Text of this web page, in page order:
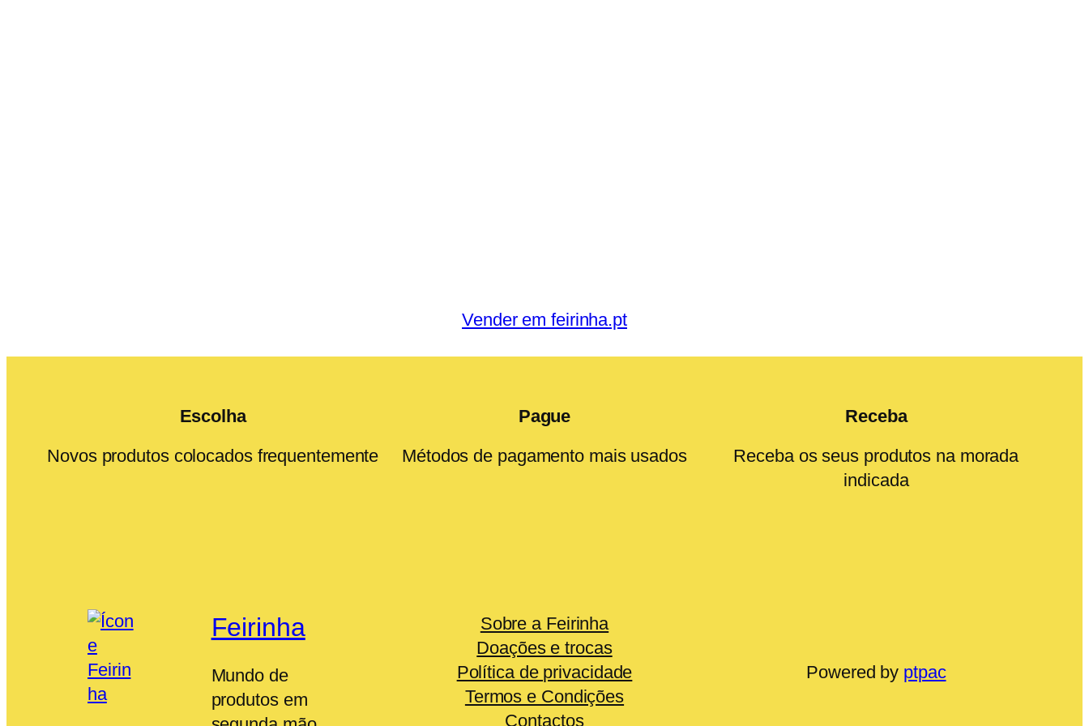
Vender em feirinha.pt
Escolha
Novos produtos colocados frequentemente
Pague
Métodos de pagamento mais usados
Receba
Receba os seus produtos na morada
indicada
Feirinha
Mundo de
produtos em
Sobre a Feirinha
Doações e trocas
Política de privacidade
Termos e Condições
Contactos
Powered by ptpac